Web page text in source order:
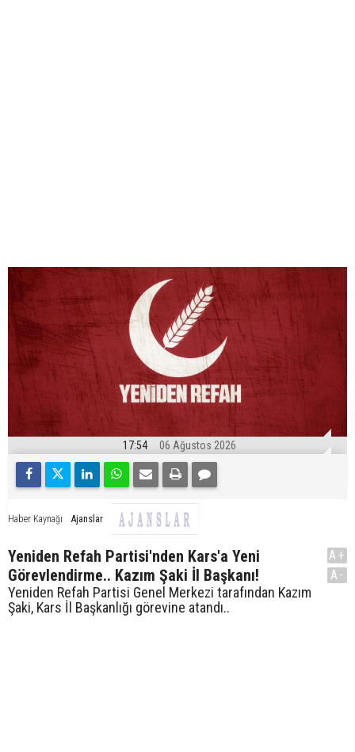
17:54 06 Ağustos 2026
Haber Kaynağı Ajanslar
Yeniden Refah Partisi'nden Kars'a Yeni
Görevlendirme.. Kazım Şaki İl Başkanı!
Yeniden Refah Partisi Genel Merkezi tarafından Kazım
Şaki, Kars İl Başkanlığı görevine atandı..
A+
A-